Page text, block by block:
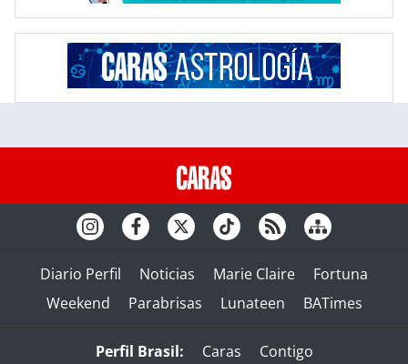
Diario Perfil Noticias Marie Claire
Fortuna
Weekend
Parabrisas Lunateen BATimes
Perfil Brasil: Caras Contigo